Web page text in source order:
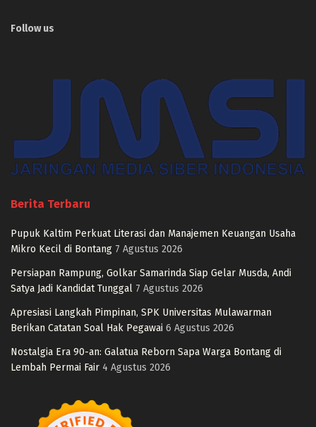
Follow us
Berita Terbaru
Pupuk Kaltim Perkuat Literasi dan Manajemen Keuangan Usaha
Mikro Kecil di Bontang 7 Agustus 2026
Persiapan Rampung, Golkar Samarinda Siap Gelar Musda, Andi
Satya Jadi Kandidat Tunggal 7 Agustus 2026
Apresiasi Langkah Pimpinan, SPK Universitas Mulawarman
Berikan Catatan Soal Hak Pegawai 6 Agustus 2026
Nostalgia Era 90-an: Galatua Reborn Sapa Warga Bontang di
Lembah Permai Fair 4 Agustus 2026